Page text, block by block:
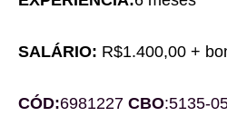
SALÁRIO: R$1.400,00 +
CÓD:6981227 CBO:5135-